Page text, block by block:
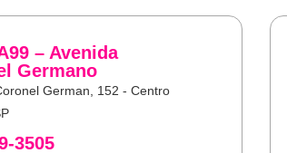
– Avenida
Germano
German, 152 - Centro
3505